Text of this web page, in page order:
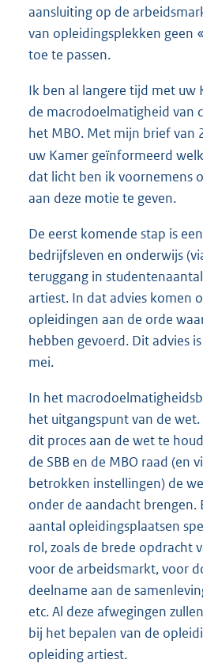
aansluiting op de
van opleidingsplekken geen
toe te passen.
Ik ben al langere tijd met uw
de macrodoelmatigheid van
het MBO. Met mijn brief van
uw Kamer geïnformeerd
dat licht ben ik voornemens
aan deze motie te geven.
De eerst komende stap is
bedrijfsleven en onderwijs
teruggang in
artiest. In dat advies komen
opleidingen aan de orde
hebben gevoerd. Dit advies
mei.
In het
het uitgangspunt van de
dit proces aan de wet te
de SBB en de MBO raad (en
betrokken instellingen) de
onder de aandacht brengen.
aantal opleidingsplaatsen
rol, zoals de brede opdracht
voor de arbeidsmarkt, voor
deelname aan de
etc. Al deze afwegingen
bij het bepalen van de
opleiding artiest.